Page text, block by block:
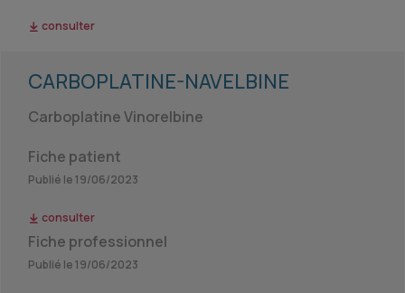
consulter
CARBOPLATINE-NAVELBINE
Carboplatine Vinorelbine
Fiche patient
Publié le 19/06/2023
consulter
Fiche professionnel
Publié le 19/06/2023